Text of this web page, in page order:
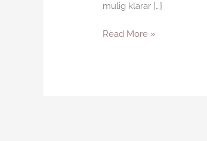
mulig klarar […]
Read More »